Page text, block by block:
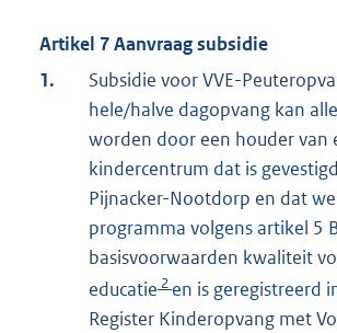
Artikel 7 Aanvraag subsidie
1.
Subsidie voor VVE-
hele/halve dagopvang kan
worden door een houder van
kindercentrum dat is
Pijnacker-Nootdorp en dat
programma volgens artikel 5
basisvoorwaarden kwaliteit
educatie 2 en is geregistreerd
Register Kinderopvang met